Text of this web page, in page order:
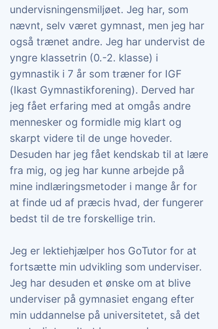
undervisningensmiljøet. Jeg har, som
nævnt, selv været gymnast, men jeg har
også trænet andre. Jeg har undervist de
yngre klassetrin (0.-2. klasse) i
gymnastik i 7 år som træner for IGF
(Ikast Gymnastikforening). Derved har
jeg fået erfaring med at omgås andre
mennesker og formidle mig klart og
skarpt videre til de unge hoveder.
Desuden har jeg fået kendskab til at lære
fra mig, og jeg har kunne arbejde på
mine indlæringsmetoder i mange år for
at finde ud af præcis hvad, der fungerer
bedst til de tre forskellige trin.
Jeg er lektiehjælper hos GoTutor for at
fortsætte min udvikling som underviser.
Jeg har desuden et ønske om at blive
underviser på gymnasiet engang efter
min uddannelse på universitetet, så det